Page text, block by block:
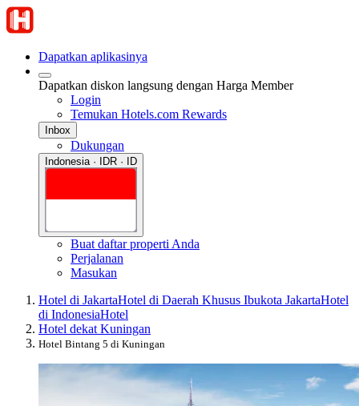
Dapatkan aplikasinya
Dapatkan diskon langsung dengan Harga Member
Login
Temukan Hotels.com Rewards
Inbox
Dukungan
Indonesia · IDR · ID
Buat daftar properti Anda
Perjalanan
Masukan
Hotel di JakartaHotel di Daerah Khusus Ibukota JakartaHotel
di IndonesiaHotel
Hotel dekat Kuningan
Hotel Bintang 5 di Kuningan